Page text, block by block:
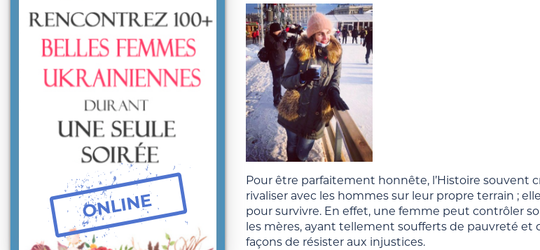
Pour être parfaitement honnête, l’Histoire souvent
rivaliser avec les hommes sur leur propre terrain ;
pour survivre. En effet, une femme peut contrôler
les mères, ayant tellement soufferts de pauvreté et
façons de résister aux injustices.